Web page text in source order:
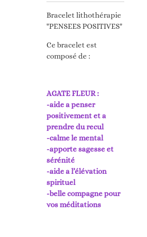
Bracelet lithothérapie
"PENSEES POSITIVES"
Ce bracelet est
composé de :
AGATE FLEUR :
-aide a penser
positivement et a
prendre du recul
-calme le mental
-apporte sagesse et
sérénité
-aide a l’élévation
spirituel
-belle compagne pour
vos méditations